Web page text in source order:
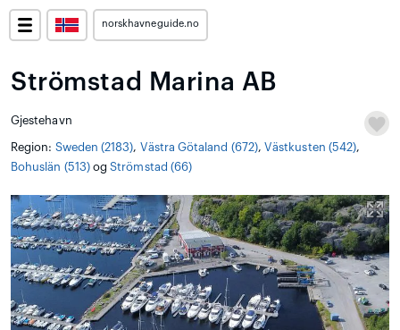
norskhavneguide.no
Strömstad Marina AB
Gjestehavn
Region: Sweden (2183), Västra Götaland (672),Västkusten (542),
Bohuslän (513)ogStrömstad (66)